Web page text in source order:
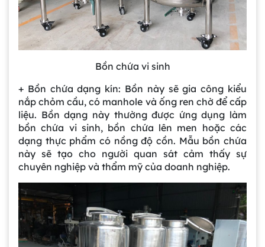
Bồn chứa vi sinh
+ Bồn chứa dạng kín: Bồn này sẽ gia công kiểu
nắp chỏm cầu, có manhole và ống ren chờ để cấp
liệu. Bồn dạng này thường được ứng dụng làm
bồn chứa vi sinh, bồn chứa lên men hoặc các
dạng thực phẩm có nồng độ cồn. Mẫu bồn chứa
này sẽ tạo cho người quan sát cảm thấy sự
chuyên nghiệp và thẩm mỹ của doanh nghiệp.